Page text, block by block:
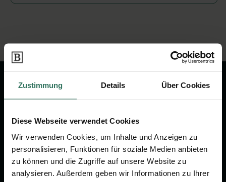
Zustimmung Details Über Cookies
Diese Webseite verwendet Cookies
Wir verwenden Cookies, um Inhalte und Anzeigen zu
personalisieren, Funktionen für soziale Medien anbieten
zu können und die Zugriffe auf unsere Website zu
analysieren. Außerdem geben wir Informationen zu Ihrer
um das Thema Bestattung &
Vorsorge.
Jetzt beraten lassen